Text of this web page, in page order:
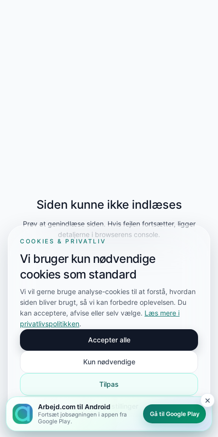
Siden kunne ikke indlæses
Prøv at genindlæse siden. Hvis fejlen fortsætter, ligger
detaljerne i browserens console.
×
Arbejd.com til Android
Fortsæt jobsøgningen i appen fra
Google Play.
Gå til Google Play
COOKIES & PRIVATLIV
Vi bruger kun nødvendige
cookies som standard
Vi vil gerne bruge analyse-cookies til at forstå, hvordan
siden bliver brugt, så vi kan forbedre oplevelsen. Du
kan acceptere, afvise eller selv vælge. Læs mere i
privatlivspolitikken.
Accepter alle
Kun nødvendige
Tilpas
Cookieindstillinger